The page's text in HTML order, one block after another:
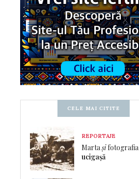
CELE MAI CITITE
REPORTAJE
Martașifotografia
ucigașă